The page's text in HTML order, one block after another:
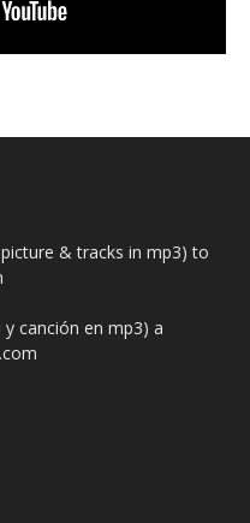
& tracks in mp3) to
canción en mp3) a